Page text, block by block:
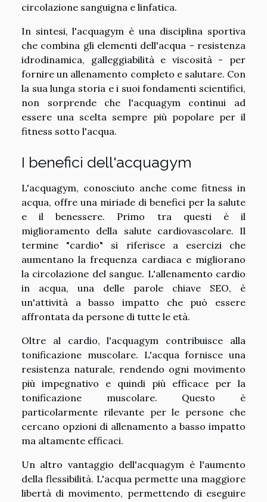
circolazione sanguigna e linfatica.
In sintesi, l'acquagym è una disciplina sportiva
che combina gli elementi dell'acqua - resistenza
idrodinamica, galleggiabilità e viscosità - per
fornire un allenamento completo e salutare. Con
la sua lunga storia e i suoi fondamenti scientifici,
non sorprende che l'acquagym continui ad
essere una scelta sempre più popolare per il
fitness sotto l'acqua.
I benefici dell'acquagym
L'acquagym, conosciuto anche come fitness in
acqua, offre una miriade di benefici per la salute
e il benessere. Primo tra questi è il
miglioramento della salute cardiovascolare. Il
termine "cardio" si riferisce a esercizi che
aumentano la frequenza cardiaca e migliorano
la circolazione del sangue. L'allenamento cardio
in acqua, una delle parole chiave SEO, è
un'attività a basso impatto che può essere
affrontata da persone di tutte le età.
Oltre al cardio, l'acquagym contribuisce alla
tonificazione muscolare. L'acqua fornisce una
resistenza naturale, rendendo ogni movimento
più impegnativo e quindi più efficace per la
tonificazione muscolare. Questo è
particolarmente rilevante per le persone che
cercano opzioni di allenamento a basso impatto
ma altamente efficaci.
Un altro vantaggio dell'acquagym è l'aumento
della flessibilità. L'acqua permette una maggiore
libertà di movimento, permettendo di eseguire